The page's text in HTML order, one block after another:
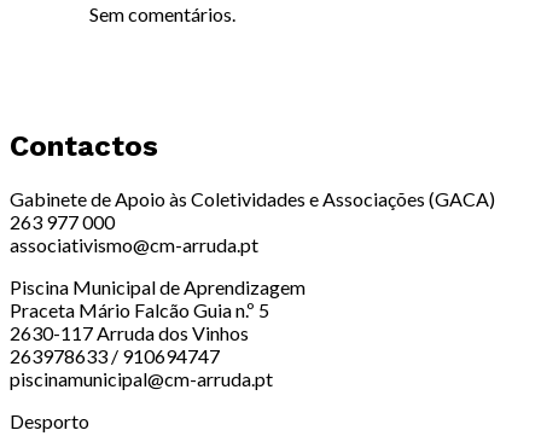
Sem comentários.
Contactos
Gabinete de Apoio às Coletividades e Associações (GACA)
263 977 000
associativismo@cm-arruda.pt
Piscina Municipal de Aprendizagem
Praceta Mário Falcão Guia n.º 5
2630-117 Arruda dos Vinhos
263978633 / 910694747
piscinamunicipal@cm-arruda.pt
Desporto